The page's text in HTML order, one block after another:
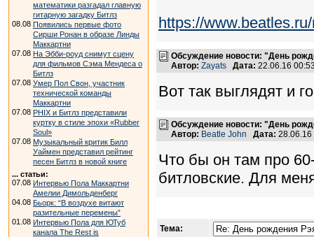
математики разгадал главную
гитарную загадку Битлз
08.08 Появились первые фото
Сирши Ронан в образе Линды
Маккартни
07.08 На Эбби-роуд снимут сцену
для фильмов Сэма Мендеса о
Битлз
07.08 Умер Пол Свон, участник
технической команды
Маккартни
07.08 PHIX и Битлз представили
куртку в стиле эпохи «Rubber
Soul»
07.08 Музыкальный критик Билл
Уаймен представил рейтинг
песен Битлз в новой книге
... статьи:
07.08 Интервью Пола Маккартни
Амелии Димольденберг
04.08 Бьорк: “В воздухе витают
разительные перемены”
01.08 Интервью Пола для ЮТуб
канала The Rest is
https://
Обсуждение новости: "День
Автор: Zayats Дата: 22.06.16
Вот так выглядят и
Обсуждение новости: "День
Автор: Beatle John Дата:
Что бы он там про
битловские. Для
Тема: